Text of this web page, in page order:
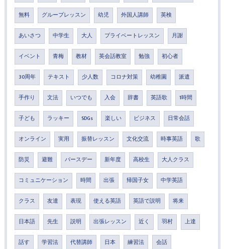
無料 グループレッスン 幼児 外国人講師 英検
あいさつ 中学生 大人 プライベートレッスン 月謝
イベント 青梅 教材 英会話教室 勉強 初心者
30周年 テキスト 少人数 コロナ対策 幼稚園 派遣
手作り 文法 いつでも 入会 辞書 英語歌 1時間
子ども ラッキー SDGs 楽しい ビジネス 日常会話
オンライン 実用 振替レッスン 文化交流 時事英語 歌
防災 避難 バースデー 新年度 高校生 大人クラス
コミュニケーション 時間 出張 帰国子女 中学英語
クラス 友達 表現 使える英語 英語で説明 将来
日本語 先生 説明 出張レッスン 近く 羽村 上達
話す 学習法 代替講師 日本 練習法 会話